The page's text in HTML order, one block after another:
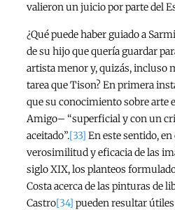
valieron un juicio por parte del
¿Qué puede haber guiado a
de su hijo que quería guardar
artista menor y, quizás, incluso
tarea que Tison? En primera
que su conocimiento sobre arte
Amigo– “superficial y con un
aceitado”.[33] En este sentido,
verosimilitud y eficacia de las
siglo XIX, los planteos
Costa acerca de las pinturas de
Castro[34] pueden resultar